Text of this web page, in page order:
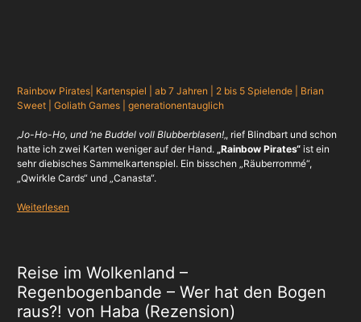
Rainbow Pirates| Kartenspiel | ab 7 Jahren | 2 bis 5 Spielende | Brian
Sweet | Goliath Games | generationentauglich
Jo-Ho-Ho, und ’ne Buddel voll Blubberblasen!‚, rief Blindbart und schon
hatte ich zwei Karten weniger auf der Hand. „Rainbow Pirates“ ist ein
sehr diebisches Sammelkartenspiel. Ein bisschen „Räuberrommé“,
„Qwirkle Cards“ und „Canasta“.
Weiterlesen
Reise im Wolkenland –
Regenbogenbande – Wer hat den Bogen
raus?! von Haba (Rezension)